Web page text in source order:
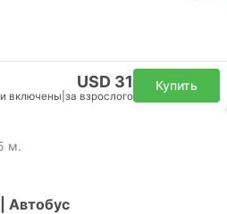
USD 31
включены за взрослого
Купить
м.
Автобус